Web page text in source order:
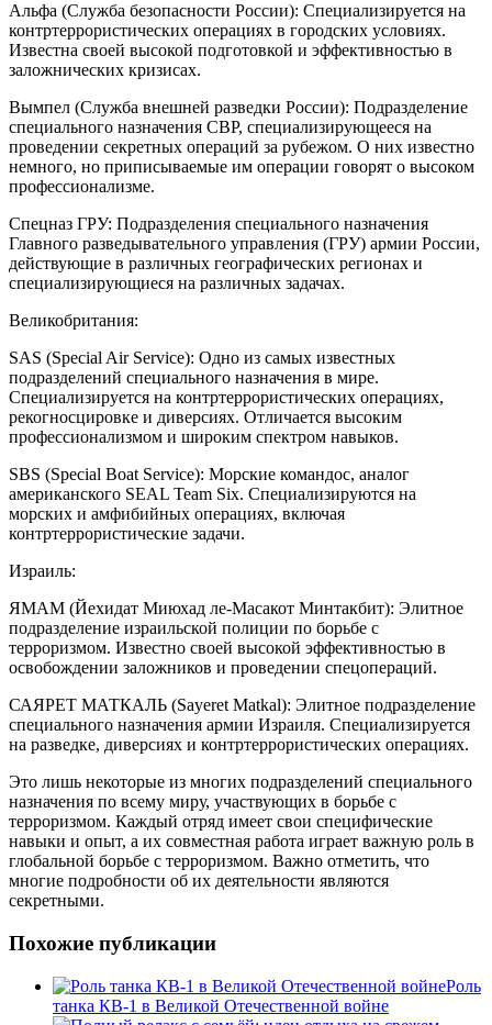
Альфа (Служба безопасности России): Специализируется на
контртеррористических операциях в городских условиях.
Известна своей высокой подготовкой и эффективностью в
заложнических кризисах.
Вымпел (Служба внешней разведки России): Подразделение
специального назначения СВР, специализирующееся на
проведении секретных операций за рубежом. О них известно
немного, но приписываемые им операции говорят о высоком
профессионализме.
Спецназ ГРУ: Подразделения специального назначения
Главного разведывательного управления (ГРУ) армии России,
действующие в различных географических регионах и
специализирующиеся на различных задачах.
Великобритания:
SAS (Special Air Service): Одно из самых известных
подразделений специального назначения в мире.
Специализируется на контртеррористических операциях,
рекогносцировке и диверсиях. Отличается высоким
профессионализмом и широким спектром навыков.
SBS (Special Boat Service): Морские командос, аналог
американского SEAL Team Six. Специализируются на
морских и амфибийных операциях, включая
контртеррористические задачи.
Израиль:
ЯМАМ (Йехидат Миюхад ле-Масакот Минтакбит): Элитное
подразделение израильской полиции по борьбе с
терроризмом. Известно своей высокой эффективностью в
освобождении заложников и проведении спецопераций.
САЯРЕТ МАТКАЛЬ (Sayeret Matkal): Элитное подразделение
специального назначения армии Израиля. Специализируется
на разведке, диверсиях и контртеррористических операциях.
Это лишь некоторые из многих подразделений специального
назначения по всему миру, участвующих в борьбе с
терроризмом. Каждый отряд имеет свои специфические
навыки и опыт, а их совместная работа играет важную роль в
глобальной борьбе с терроризмом. Важно отметить, что
многие подробности об их деятельности являются
секретными.
Похожие публикации
Роль
танка КВ-1 в Великой Отечественной войне